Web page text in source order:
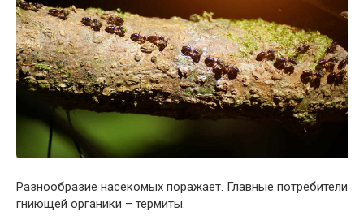
Разнообразие насекомых поражает. Главные потребители
гниющей органики – термиты.